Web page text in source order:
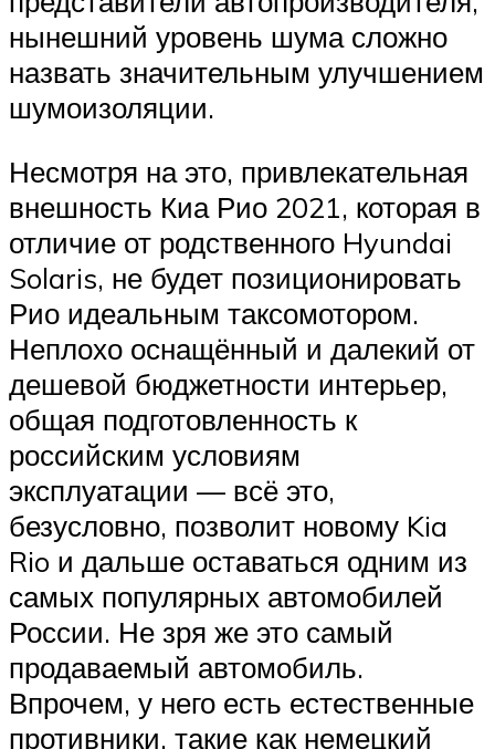
нынешний уровень шума сложно
назвать значительным улучшением
шумоизоляции.
Несмотря на это, привлекательная
внешность Киа Рио 2021, которая в
отличие от родственного Hyundai
Solaris, не будет позиционировать
Рио идеальным таксомотором.
Неплохо оснащённый и далекий от
дешевой бюджетности интерьер,
общая подготовленность к
российским условиям
эксплуатации — всё это,
безусловно, позволит новому Kia
Rio и дальше оставаться одним из
самых популярных автомобилей
России. Не зря же это самый
продаваемый автомобиль.
Впрочем, у него есть естественные
противники, такие как немецкий